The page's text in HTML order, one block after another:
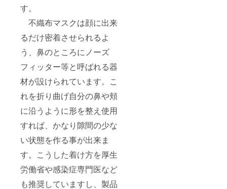
す。
不織布マスクは顔に出来
るだけ密着させられるよ
う、鼻のところにノーズ
フィッター等と呼ばれる器
材が設けられています。こ
れを折り曲げ自分の鼻や頬
に沿うように形を整え使用
すれば、かなり隙間の少な
い状態を作る事が出来ま
す。こうした着け方を厚生
労働省や感染症専門医など
も推奨していますし、製品